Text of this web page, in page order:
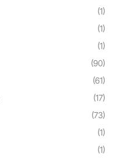
(1)
(1)
(1)
(90)
(61)
(17)
(73)
(1)
(1)